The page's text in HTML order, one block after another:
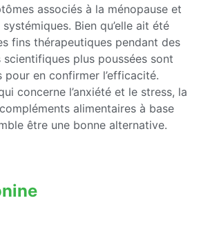
associés à la ménopause et
Bien qu’elle ait été
fins thérapeutiques pendant des
scientifiques plus poussées sont
pour en confirmer l’efficacité.
concerne l’anxiété et le stress, la
alimentaires à base
être une bonne alternative.